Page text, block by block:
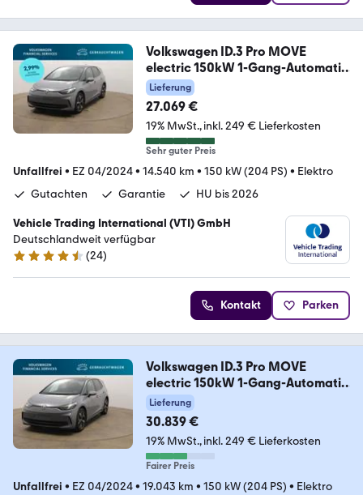
Volkswagen ID.3 Pro MOVE
electric 150kW 1-Gang-Automatik
4Lieferung
27.069 €
19% MwSt. inkl. 249 € Lieferkosten
Sehr guter Preis
Unfallfrei • EZ 04/2024• 14.540 km • 150 kW (204 PS) • Elektro
Gutachten
Garantie HU bis 2026
Vehicle Trading International (VTI) GmbH
Deutschlandweit verfügbar
4.4 Sterne
(24)
Kontakt Parken
Volkswagen ID.3 Pro MOVE
electric 150kW 1-Gang-Automatik
4Lieferung
30.839 €
19% MwSt. inkl. 249 € Lieferkosten
Fairer Preis
Unfallfrei • EZ 04/2024• 19.043 km • 150 kW (204 PS) • Elektro